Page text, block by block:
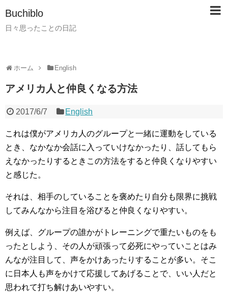
Buchiblo
日々思ったことの日記
ホーム English
アメリカ人と仲良くなる方法
2017/6/7 English
これは僕がアメリカ人のグループと一緒に運動をしている
とき、なかなか会話に入っていけなかったり、話してもら
えなかったりするときこの方法をすると仲良くなりやすい
と感じた。
それは、相手のしていることを褒めたり自分も限界に挑戦
してみんなから注目を浴びると仲良くなりやすい。
例えば、グループの誰かがトレーニングで重たいものをも
ったとしよう、その人が頑張って必死にやっていことはみ
んなが注目して、声をかけあったりすることが多い。そこ
に日本人も声をかけて応援してあげることで、いい人だと
思われて打ち解けあいやすい。